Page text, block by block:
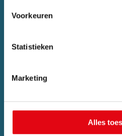
Voorkeuren
Statistieken
Marketing
Alles